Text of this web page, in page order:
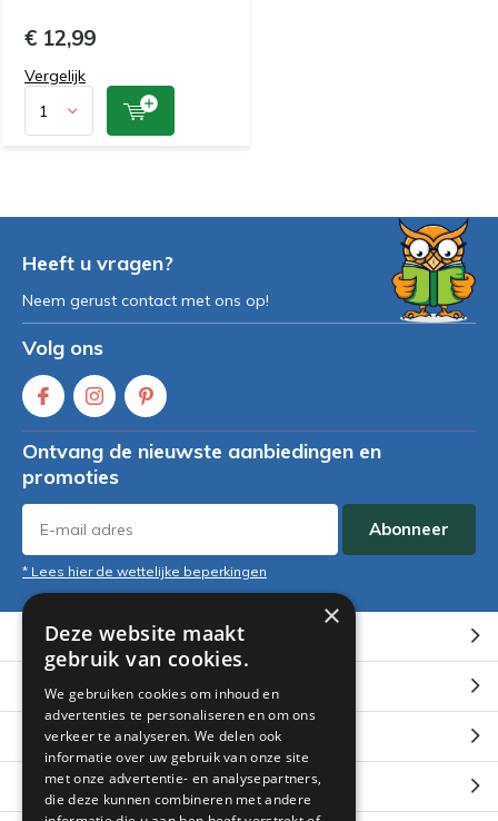
€ 12,99
Vergelijk
Heeft u vragen?
Neem gerust contact met ons op!
Volg ons
Ontvang de nieuwste aanbiedingen en
promoties
Abonneer
* Lees hier de wettelijke beperkingen
Klantenservice
Mijn account
Categorieën
Contact
×
Deze website maakt
gebruik van cookies.
We gebruiken cookies om inhoud en
advertenties te personaliseren en om ons
verkeer te analyseren. We delen ook
informatie over uw gebruik van onze site
met onze advertentie- en analysepartners,
die deze kunnen combineren met andere